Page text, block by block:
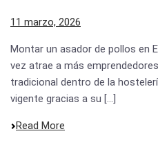
11 marzo, 2026
Montar un asador de pollos en
vez atrae a más
tradicional dentro de la
vigente gracias a su [...]
Read More